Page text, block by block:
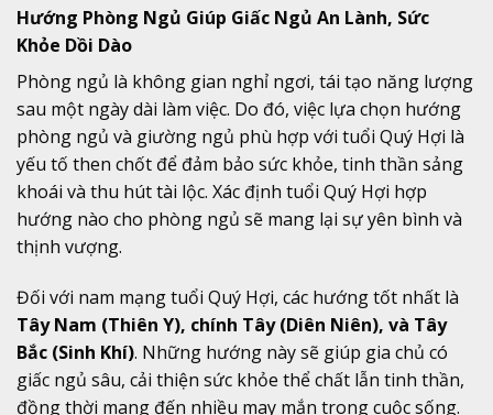
Hướng Phòng Ngủ Giúp Giấc Ngủ An Lành, Sức
Khỏe Dồi Dào
Phòng ngủ là không gian nghỉ ngơi, tái tạo năng lượng
sau một ngày dài làm việc. Do đó, việc lựa chọn hướng
phòng ngủ và giường ngủ phù hợp với tuổi Quý Hợi là
yếu tố then chốt để đảm bảo sức khỏe, tinh thần sảng
khoái và thu hút tài lộc. Xác định tuổi Quý Hợi hợp
hướng nào cho phòng ngủ sẽ mang lại sự yên bình và
thịnh vượng.
Đối với nam mạng tuổi Quý Hợi, các hướng tốt nhất là
Tây Nam (Thiên Y), chính Tây (Diên Niên), và Tây
Bắc (Sinh Khí). Những hướng này sẽ giúp gia chủ có
giấc ngủ sâu, cải thiện sức khỏe thể chất lẫn tinh thần,
đồng thời mang đến nhiều may mắn trong cuộc sống.